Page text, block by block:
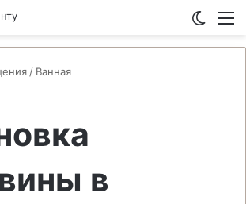
/ Ванная
в